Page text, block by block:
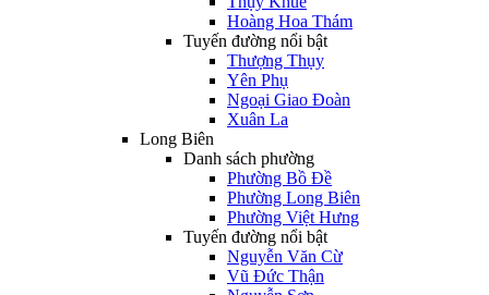
Hoàng Hoa Thám
Tuyến đường nổi bật
Thượng Thụy
Yên Phụ
Ngoại Giao Đoàn
Xuân La
Long Biên
Danh sách phường
Phường Bồ Đề
Phường Long Biên
Phường Việt Hưng
Tuyến đường nổi bật
Nguyễn Văn Cừ
Vũ Đức Thận